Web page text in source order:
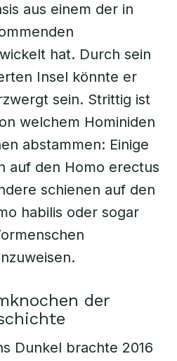
aus einem der in
hat. Durch sein
Insel könnte er
sein. Strittig ist
welchem Hominiden
abstammen: Einige
auf den Homo erectus
schienen auf den
habilis oder sogar
der
Dunkel brachte 2016